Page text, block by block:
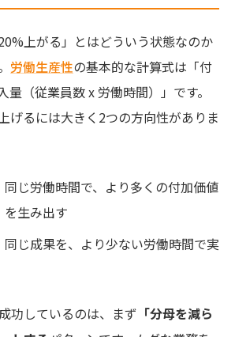
上がる」とはどういう状態なのか
労働生産性の基本的な計算式は「付
（従業員数 x 労働時間）」です。
げるには大きく2つの方向性がありま
同じ労働時間で、より多くの付加価値
を生み出す
同じ成果を、より少ない労働時間で実
功しているのは、まず 「分母を減ら